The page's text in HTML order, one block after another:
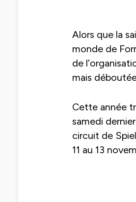
Alors que la
monde de
de
mais
Cette année
samedi
circuit de
11 au 13